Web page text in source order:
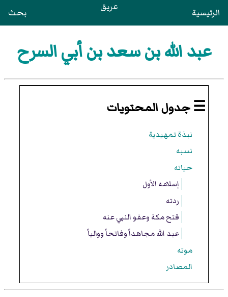
الرئيسية عريق بحث
عبد الله بن سعد بن أبي السرح
☰ جدول المحتويات
نبذة تمهيدية
نسبه
حياته
إسلامه الأول
ردته
فتح مكة وعفو النبي عنه
عبد الله مجاهداً وفاتحاً ووالياً
موته
المصادر